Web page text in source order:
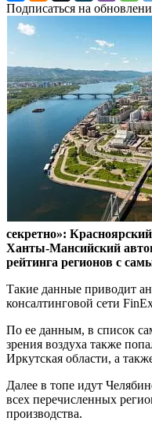
Подписаться на
секретно»:
Ханты-Мансийский
рейтинга регионов с
Такие данные приводит
консалтинговой сети
По ее данным, в список
зрения воздуха также
Иркутская области, а
Далее в топе идут
всех перечисленных
производства.